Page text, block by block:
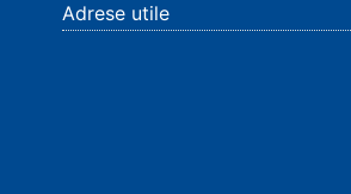
Adrese utile